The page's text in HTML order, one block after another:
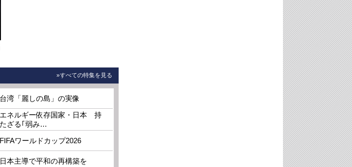
»すべての特集を見る
台湾「麗しの島」の実像
エネルギー依存国家・日本 持
たざる｢弱み…
FIFAワールドカップ2026
日本主導で平和の再構築を